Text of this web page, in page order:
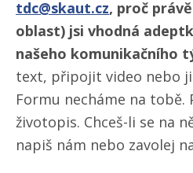
tdc@skaut.cz, proč
oblast) jsi vhodná
našeho komunikačního
text, připojit video nebo
Formu necháme na tobě.
životopis. Chceš-li se na
napiš nám nebo zavolej